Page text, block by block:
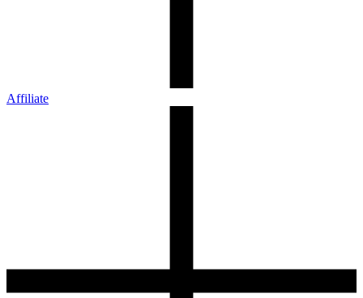
Affiliate